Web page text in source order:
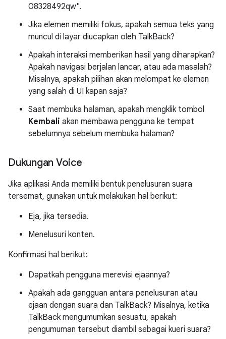
08328492qw".
Jika elemen memiliki fokus, apakah semua teks yang
muncul di layar diucapkan oleh TalkBack?
Apakah interaksi memberikan hasil yang diharapkan?
Apakah navigasi berjalan lancar, atau ada masalah?
Misalnya, apakah pilihan akan melompat ke elemen
yang salah di UI kapan saja?
Saat membuka halaman, apakah mengklik tombol
Kembali akan membawa pengguna ke tempat
sebelumnya sebelum membuka halaman?
Dukungan Voice
Jika aplikasi Anda memiliki bentuk penelusuran suara
tersemat, gunakan untuk melakukan hal berikut:
Eja, jika tersedia.
Menelusuri konten.
Konfirmasi hal berikut:
Dapatkah pengguna merevisi ejaannya?
Apakah ada gangguan antara penelusuran atau
ejaan dengan suara dan TalkBack? Misalnya, ketika
TalkBack mengumumkan sesuatu, apakah
pengumuman tersebut diambil sebagai kueri suara?